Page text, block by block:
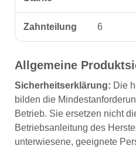
Zahnteilung 6
Allgemeine
Sicherheitserklärung: Die
bilden die
Betrieb. Sie ersetzen nicht
Betriebsanleitung des
unterwiesene, geeignete